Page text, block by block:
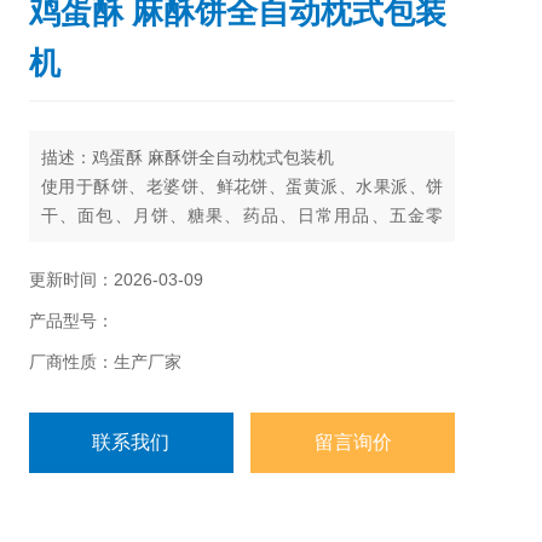
鸡蛋酥 麻酥饼全自动枕式包装
机
描述：鸡蛋酥 麻酥饼全自动枕式包装机
使用于酥饼、老婆饼、鲜花饼、蛋黄派、水果派、饼
干、面包、月饼、糖果、药品、日常用品、五金零
更新时间：2026-03-09
产品型号：
厂商性质：生产厂家
联系我们 留言询价